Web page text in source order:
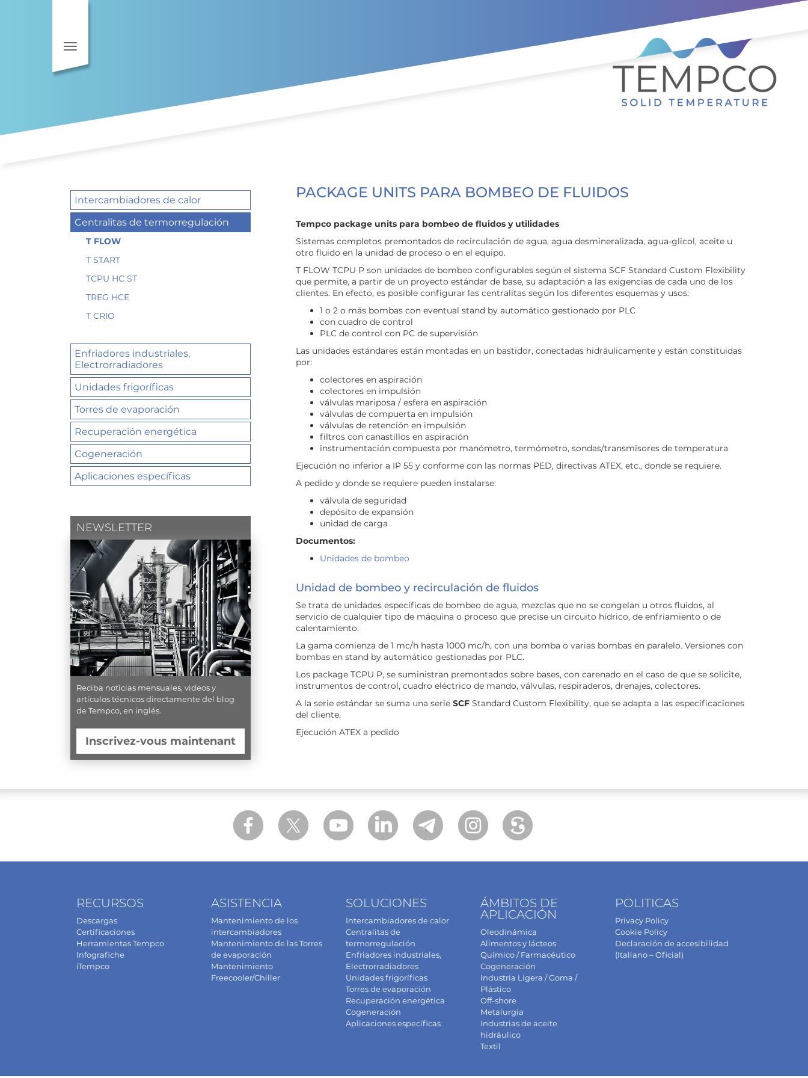
Toggle navigation
PACKAGE UNITS PARA BOMBEO DE FLUIDOS
Tempco package units para bombeo de fluidos y utilidades
Sistemas completos premontados de recirculación de agua, agua desmineralizada, agua-glicol, aceite u
otro fluido en la unidad de proceso o en el equipo.
T FLOW TCPU P son unidades de bombeo configurables según el sistema SCF Standard Custom Flexibility
que permite, a partir de un proyecto estándar de base, su adaptación a las exigencias de cada uno de los
clientes. En efecto, es posible configurar las centralitas según los diferentes esquemas y usos:
1 o 2 o más bombas con eventual stand by automático gestionado por PLC
con cuadro de control
PLC de control con PC de supervisión
Las unidades estándares están montadas en un bastidor, conectadas hidráulicamente y están constituidas
por:
colectores en aspiración
colectores en impulsión
válvulas mariposa / esfera en aspiración
válvulas de compuerta en impulsión
válvulas de retención en impulsión
filtros con canastillos en aspiración
instrumentación compuesta por manómetro, termómetro, sondas/transmisores de temperatura
Ejecución no inferior a IP 55 y conforme con las normas PED, directivas ATEX, etc., donde se requiere.
A pedido y donde se requiere pueden instalarse:
válvula de seguridad
depósito de expansión
unidad de carga
Documentos:
Unidades de bombeo
Unidad de bombeo y recirculación de fluidos
Se trata de unidades específicas de bombeo de agua, mezclas que no se congelan u otros fluidos, al
servicio de cualquier tipo de máquina o proceso que precise un circuito hídrico, de enfriamiento o de
calentamiento.
La gama comienza de 1 mc/h hasta 1000 mc/h, con una bomba o varias bombas en paralelo. Versiones con
bombas en stand by automático gestionadas por PLC.
Los package TCPU P, se suministran premontados sobre bases, con carenado en el caso de que se solicite,
instrumentos de control, cuadro eléctrico de mando, válvulas, respiraderos, drenajes, colectores.
A la serie estándar se suma una serie SCF Standard Custom Flexibility, que se adapta a las especificaciones
del cliente.
Ejecución ATEX a pedido
Intercambiadores de calor
Centralitas de termorregulación
T FLOW
T START
TCPU HC ST
TREG HCE
T CRIO
Enfriadores industriales,
Electrorradiadores
Unidades frigoríficas
Torres de evaporación
Recuperación energética
Cogeneración
Aplicaciones específicas
NEWSLETTER
Reciba noticias mensuales, videos y
artículos técnicos directamente del blog
de Tempco, en inglés.
Inscrivez-vous maintenant
RECURSOS
Descargas
Certificaciones
Herramientas Tempco
Infografiche
iTempco
ASISTENCIA
Mantenimiento de los
intercambiadores
Mantenimiento de las Torres
de evaporación
Mantenimiento
Freecooler/Chiller
SOLUCIONES
Intercambiadores de calor
Centralitas de
termorregulación
Enfriadores industriales,
Electrorradiadores
Unidades frigoríficas
Torres de evaporación
Recuperación energética
Cogeneración
Aplicaciones específicas
ÁMBITOS DE
APLICACIÓN
Oleodinámica
Alimentos y lácteos
Químico / Farmacéutico
Cogeneración
Industria Ligera / Goma /
Plástico
Off-shore
Metalurgia
Industrias de aceite
hidráulico
Textil
POLITICAS
Privacy Policy
Cookie Policy
Declaración de accesibilidad
(Italiano – Oficial)